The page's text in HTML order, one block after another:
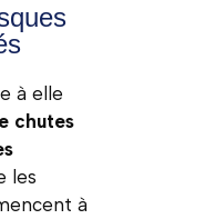
à elle
chutes
les
à